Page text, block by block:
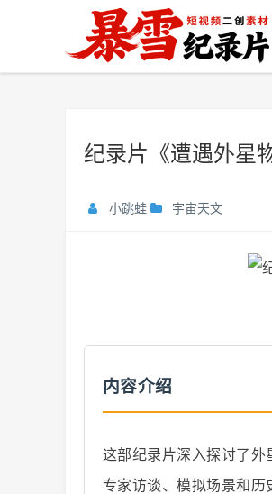
纪录片《遭遇外星
小跳蛙 宇宙天文
内容介绍
这部纪录片深入探讨了外
专家访谈、模拟场景和